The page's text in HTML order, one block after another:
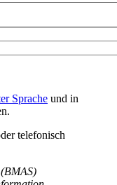
Sprache und in
telefonisch